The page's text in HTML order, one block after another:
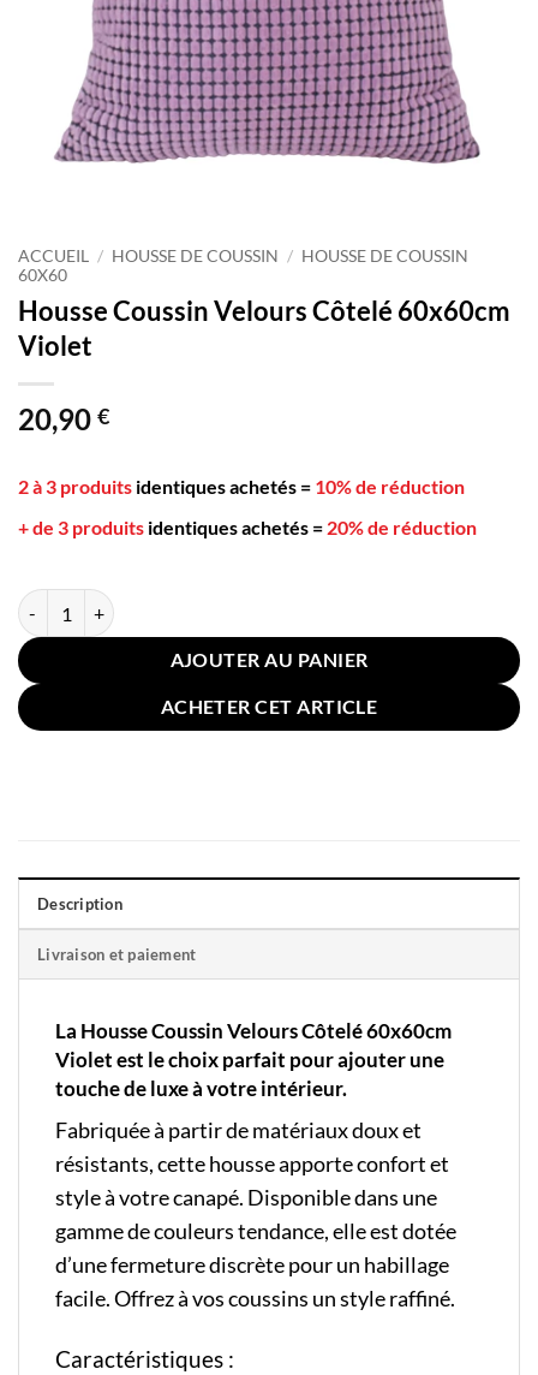
ACCUEIL / HOUSSE DE COUSSIN / HOUSSE DE COUSSIN
60X60
Housse Coussin Velours Côtelé 60x60cm
Violet
20,90 €
2 à 3 produits identiques achetés = 10% de réduction
+ de 3 produits identiques achetés = 20% de réduction
quantité de Housse Coussin Velours Côtelé 60x60cm Violet
AJOUTER AU PANIER
ACHETER CET ARTICLE
Description
Livraison et paiement
La Housse Coussin Velours Côtelé 60x60cm
Violet est le choix parfait pour ajouter une
touche de luxe à votre intérieur.
Fabriquée à partir de matériaux doux et
résistants, cette housse apporte confort et
style à votre canapé. Disponible dans une
gamme de couleurs tendance, elle est dotée
d’une fermeture discrète pour un habillage
facile. Offrez à vos coussins un style raffiné.
Caractéristiques :